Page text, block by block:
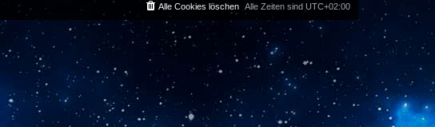
Alle Zeiten sind UTC+02:00
Alle Cookies löschen